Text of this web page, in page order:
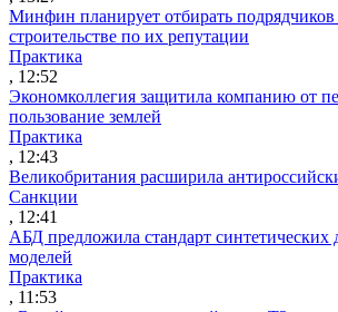
Минфин планирует отбирать подрядчиков
строительстве по их репутации
Практика
, 12:52
Экономколлегия защитила компанию от
пользование землей
Практика
, 12:43
Великобритания расширила
Санкции
, 12:41
АБД предложила стандарт
моделей
Практика
, 11:53